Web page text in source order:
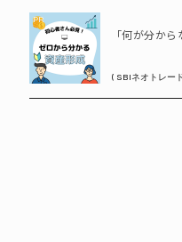
PR
( SBIネオトレー